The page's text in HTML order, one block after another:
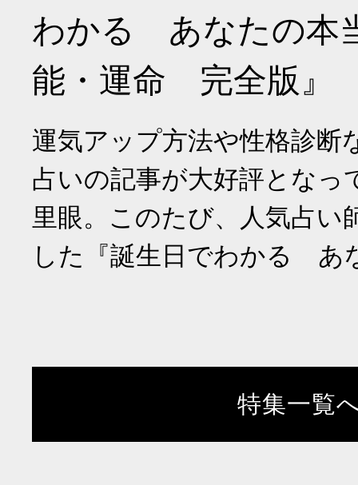
わかる あなたの本
能・運命 完全版』
運気アップ方法や性格診断
占いの記事が大好評となっ
里眼。このたび、人気占い
した『誕生日でわかる あ
特集一覧